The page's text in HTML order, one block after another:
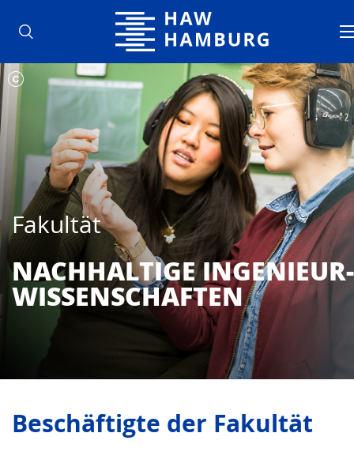
Hochschule für Angewandte
Fakultät
NACH­HAL­TIGE INGENIEUR­
WISSENSCHAFTEN
Beschäftigte der Fakultät